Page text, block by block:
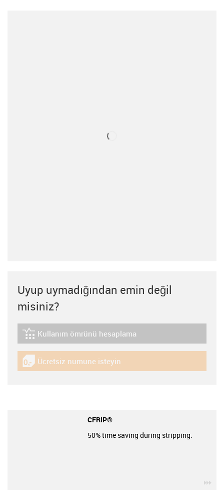
Uyup uymadığından emin değil
misiniz?
igus-icon-lebensdauerrechner
Kullanım ömrünü hesaplama
igus-icon-gratismuster
Ücretsiz numune isteyin
CFRIP®
50% time saving during stripping.